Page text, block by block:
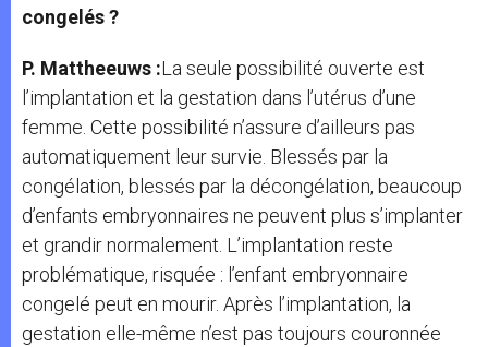
congelés ?
P. Mattheeuws :La seule possibilité ouverte est
l’implantation et la gestation dans l’utérus d’une
femme. Cette possibilité n’assure d’ailleurs pas
automatiquement leur survie. Blessés par la
congélation, blessés par la décongélation, beaucoup
d’enfants embryonnaires ne peuvent plus s’implanter
et grandir normalement. L’implantation reste
problématique, risquée : l’enfant embryonnaire
congelé peut en mourir. Après l’implantation, la
gestation elle-même n’est pas toujours couronnée